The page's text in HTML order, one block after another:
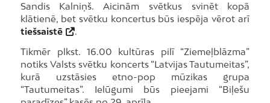
Sandis Kalniņš. Aicinām svētkus svinēt kopā
klātienē, bet svētku koncertus būs iespēja vērot arī
tiešsaistē
.
Tikmēr plkst. 16.00 kultūras pilī “Ziemeļblāzma”
notiks Valsts svētku koncerts “Latvijas Tautumeitas”,
kurā uzstāsies etno-pop mūzikas grupa
“Tautumeitas”. Ielūgumi būs pieejami “Biļešu